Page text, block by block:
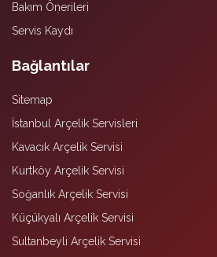
Bakım Önerileri
Servis Kaydı
Bağlantılar
Sitemap
İstanbul Arçelik Servisleri
Kavacık Arçelik Servisi
Kurtköy Arçelik Servisi
Soğanlık Arçelik Servisi
Küçükyalı Arçelik Servisi
Sultanbeyli Arçelik Servisi